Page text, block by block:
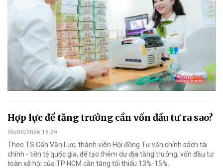
Hợp lực để tăng trưởng cần vốn đầu tư ra sao?
08/08/2026 16:29
Theo TS Cấn Văn Lực, thành viên Hội đồng Tư vấn chính sách tài
chính - tiền tệ quốc gia, để tạo thêm dư địa tăng trưởng, vốn đầu tư
toàn xã hội của TP HCM cần tăng tối thiểu 13%-15%.